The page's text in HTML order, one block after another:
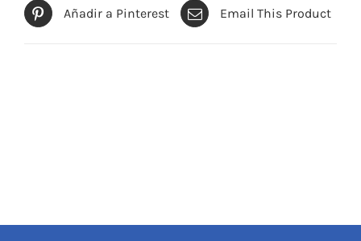
Añadir a Pinterest Email This Product